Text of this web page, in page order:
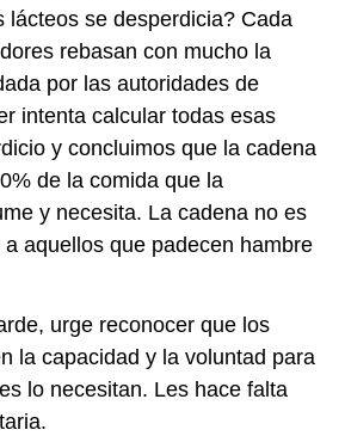
lácteos se desperdicia? Cada
rebasan con mucho la
por las autoridades de
intenta calcular todas esas
y concluimos que la cadena
de la comida que la
y necesita. La cadena no es
aquellos que padecen hambre
urge reconocer que los
la capacidad y la voluntad para
lo necesitan. Les hace falta